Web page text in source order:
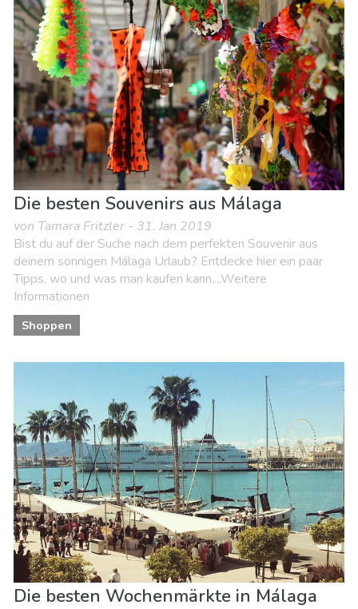
Lokale Veranstaltungen
Museen & Kunst
Nachtleben & Bars
Natur & Freizeit
Shoppen
Sport & Abenteuer
Strände Unterkunft
Die besten Souvenirs aus Málaga
von Tamara Fritzler - 31. Jan 2019
Bist du auf der Suche nach dem perfekten Souvenir aus
deinem sonnigen Málaga Urlaub? Entdecke hier ein paar
Tipps, wo und was man kaufen kann....Weitere
Informationen
Shoppen
Die besten Wochenmärkte in Málaga